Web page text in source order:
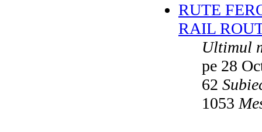
RUTE
RAIL
Ultimul
pe 28
62
1053